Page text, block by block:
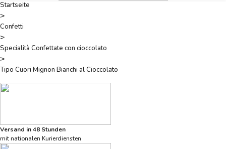
Startseite
>
Confetti
>
Specialità Confettate con cioccolato
>
Tipo Cuori Mignon Bianchi al Cioccolato
Versand in 48 Stunden
mit nationalen Kurierdiensten